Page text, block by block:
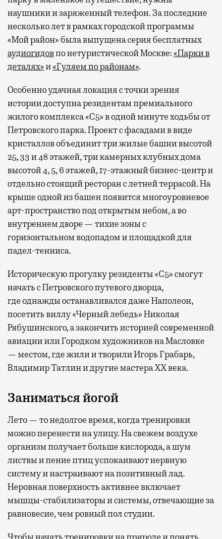
наушники и заряженный телефон. За последние
несколько лет в рамках городской программы
«Мой район» была выпущена серия бесплатных
аудиогидовпо нетуристической Москве:«Парки в
деталях»и«Гуляем по районам».
Особенно удачная локация с точки зрения
истории доступна резидентам премиального
жилого комплекса «С5»в одной минуте ходьбы от
Петровского парка. Проект с фасадами в виде
кристаллов объединит три жилые башни высотой
25, 33 и 48 этажей, три камерных клубных дома
высотой 4, 5, 6 этажей, 17-этажный бизнес-центр и
отдельно стоящий ресторан с летней террасой. На
крыше одной из башен появится многоуровневое
арт-пространство под открытым небом, а во
внутреннем дворе — тихие зоны с
горизонтальном водопадом и площадкой для
падел-тенниса.
Историческую прогулку резиденты «С5» смогут
начать с Петровского путевого дворца,
гдеоднажды останавливался даже Наполеон,
посетить виллу «Черный лебедь» Николая
Рябушинского, а закончить историей современной
авиации или Городком художников на Масловке
— местом, где жили и творили Игорь Грабарь,
Владимир Татлин и другие мастера XX века.
Заниматься йогой
Лето — то недолгое время, когда тренировки
можно перенести на улицу. На свежем воздухе
организм получает больше кислорода, а шум
листвы и пение птиц успокаивают нервную
систему и настраивают на позитивный лад.
Неровная поверхность активнее включает
мышцы-стабилизаторы и системы, отвечающие за
равновесие, чем ровный пол студии.